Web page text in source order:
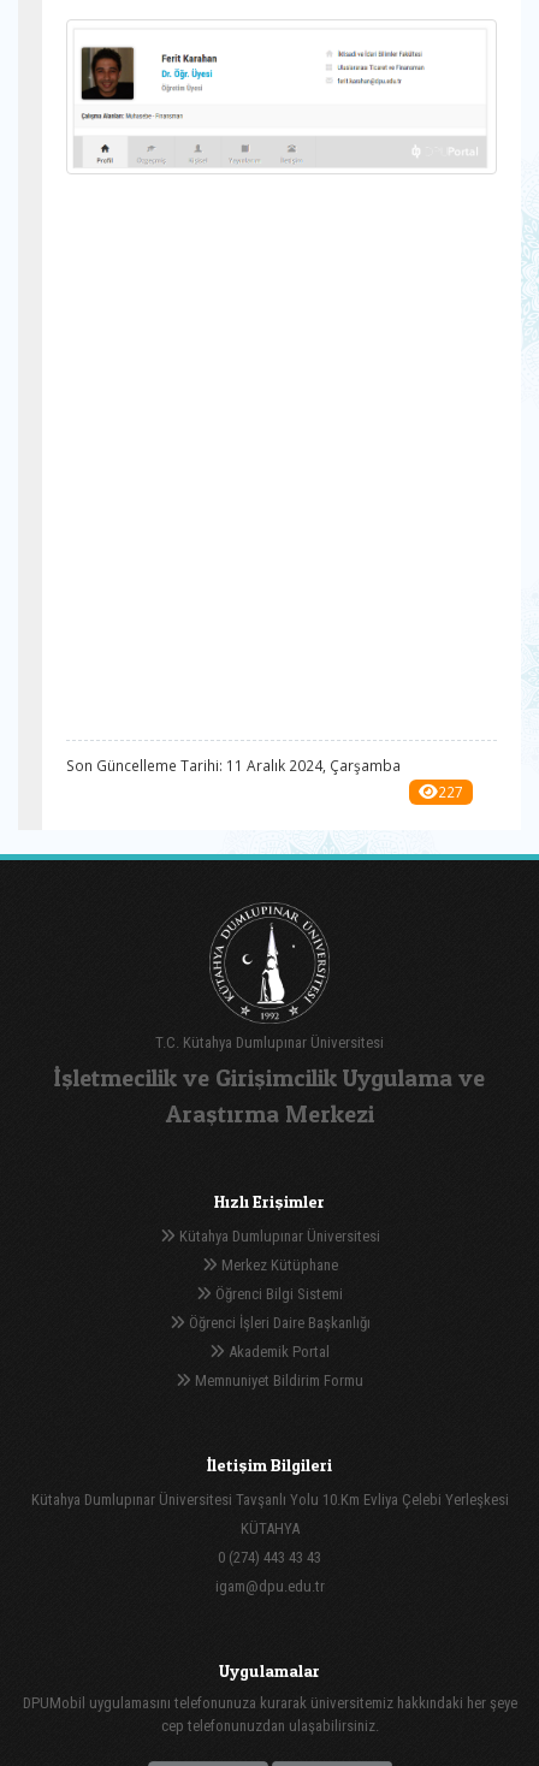
Son Güncelleme Tarihi: 11 Aralık 2024, Çarşamba
227
T.C. Kütahya Dumlupınar Üniversitesi
İşletmecilik ve Girişimcilik Uygulama ve
Araştırma Merkezi
Hızlı Erişimler
Kütahya Dumlupınar Üniversitesi
Merkez Kütüphane
Öğrenci Bilgi Sistemi
Öğrenci İşleri Daire Başkanlığı
Akademik Portal
Memnuniyet Bildirim Formu
İletişim Bilgileri
Kütahya Dumlupınar Üniversitesi Tavşanlı Yolu 10.Km Evliya Çelebi Yerleşkesi
KÜTAHYA
0 (274) 443 43 43
igam@dpu.edu.tr
Uygulamalar
DPUMobil uygulamasını telefonunuza kurarak üniversitemiz hakkındaki her şeye
cep telefonunuzdan ulaşabilirsiniz.